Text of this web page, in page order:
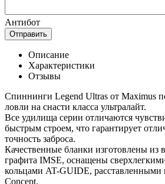
Антибот
Отправить
Описание
Характеристики
Отзывы
Спиннинги Legend Ultras от Maximus
ловли на снасти класса ультралайт.
Все удилища серии отличаются
быстрым строем, что гарантирует
точность заброса.
Качественные бланки изготовлены из
графита IMSE, оснащены
кольцами AT-GUIDE,
Concept.